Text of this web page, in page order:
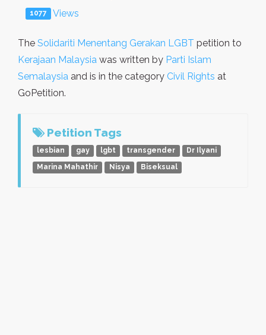
1077 Views
The Solidariti Menentang Gerakan LGBT petition to
Kerajaan Malaysia was written by Parti Islam
Semalaysia and is in the category Civil Rights at
GoPetition.
Petition Tags
lesbian gay lgbt transgender
Dr Ilyani
Marina Mahathir
Nisya Biseksual